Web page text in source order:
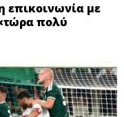
επικοινωνία με
πολύ